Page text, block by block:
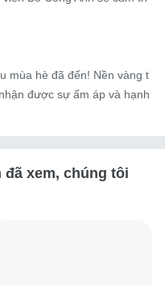
mùa hè đã đến! Nền vàng t
được sự ấm áp và hạnh
xem, chúng tôi